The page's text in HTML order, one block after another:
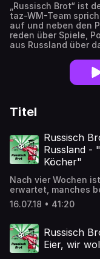
„Russisch Brot“ ist
taz-WM-Team
auf und neben den
reden über Spiele,
aus Russland über
Titel
Russisch
Russland -
Köcher"
Nach vier Wochen
erwartet, manches
worden. Wie ist es
unseres WM-Podcasts. ➡️ Artikel zum
die-wm-2018-in-
16.07.18 • 41:20
Russisch
Eier, wir